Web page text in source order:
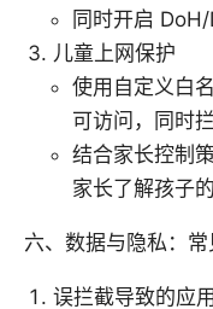
同时开启
儿童上网保护
使用自定义白
可访问，同时
结合家长控制
家长了解孩子
六、数据与隐私：
误拦截导致的应